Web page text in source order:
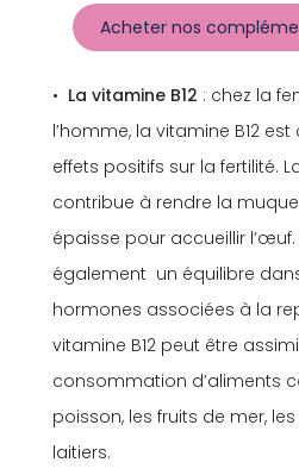
Acheter nos
La vitamine B12 : chez la
l’homme, la vitamine B12
effets positifs sur la fertilité.
contribue à rendre la
épaisse pour accueillir
également un équilibre
hormones associées à la
vitamine B12 peut être
consommation d’aliments
poisson, les fruits de mer,
laitiers.